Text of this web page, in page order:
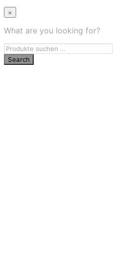
×
What are you looking for?